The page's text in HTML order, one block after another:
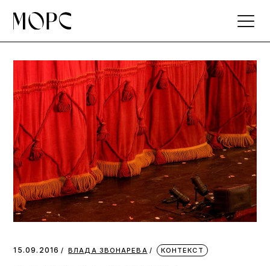
the
15.09.2016 ВЛАДА ЗВОНАРЕВА КОНТЕКСТ